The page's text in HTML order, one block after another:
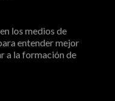
los medios de
entender mejor
a la formación de